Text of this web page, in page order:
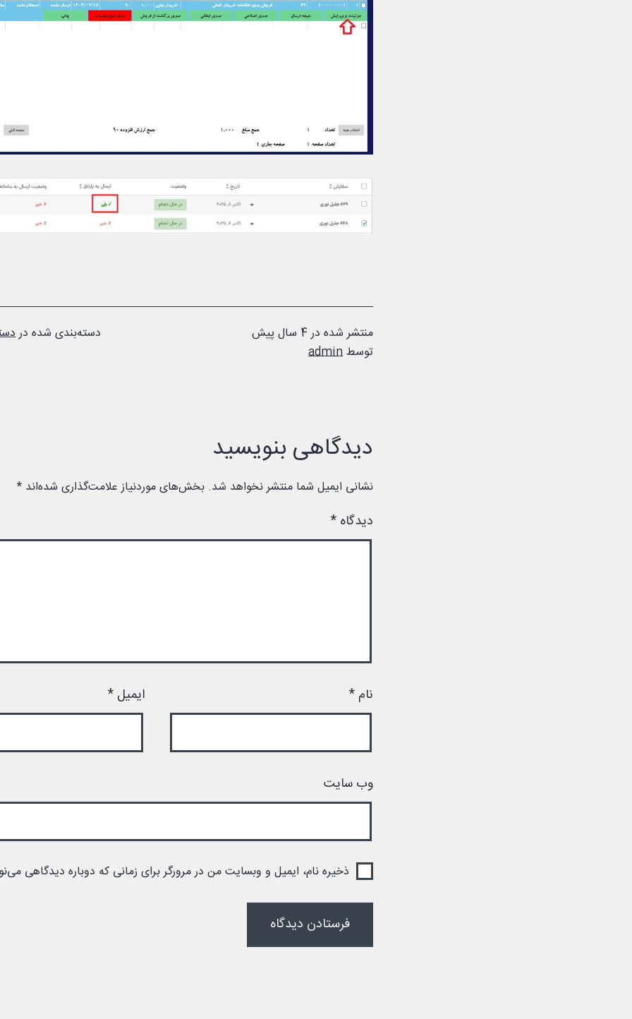
منتشر شده در4 سال پیش
توسطadmin
دسته‌بندی شده در
دیدگاهی بنویسید
نشانی ایمیل شما منتشر نخواهد شد. بخش‌های موردنیاز علامت‌گذاری شده‌اند *
دیدگاه *
نام * ایمیل *
وب‌ سایت
ذخیره نام، ایمیل و وبسایت من در مرورگر برای زمانی که دوباره دیدگاهی